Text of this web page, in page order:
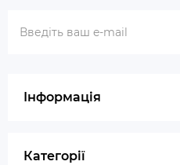
Інформація
Категорії